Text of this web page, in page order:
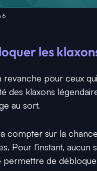
6
les
revanche pour ceux
des klaxons
au sort.
compter sur la
Pour l’instant, aucun
de